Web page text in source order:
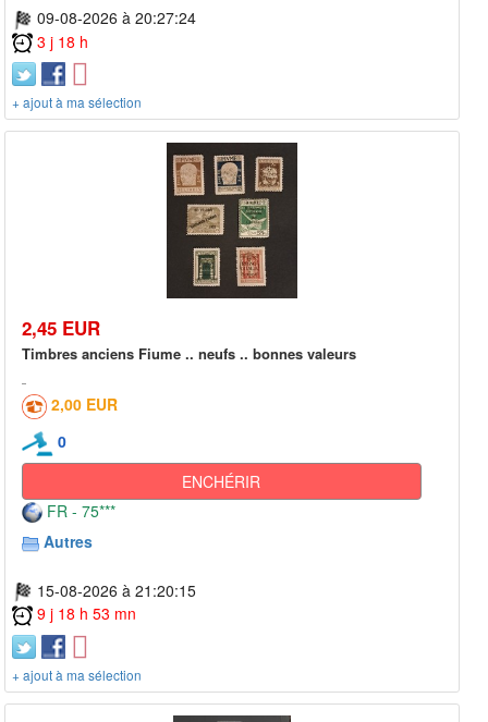
09-08-2026 à 20:27:24
3 j 18 h
+ ajout à ma sélection
2,45 EUR
Timbres anciens Fiume .. neufs .. bonnes valeurs
2,00 EUR
0
ENCHÉRIR
FR - 75***
Autres
15-08-2026 à 21:20:15
9 j 18 h 53 mn
+ ajout à ma sélection